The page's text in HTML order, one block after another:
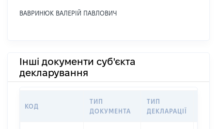
ВАВРИНЮК ВАЛЕРІЙ ПАВЛОВИЧ
Інші документи суб'єкта
декларування
КОД
ТИП
ДОКУМЕНТА
ТИП
ДЕКЛАРАЦІЇ